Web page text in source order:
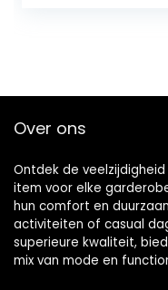
Over ons
Ontdek de
item voor elke
hun comfort en
activiteiten of casual
superieure kwaliteit,
mix van mode en